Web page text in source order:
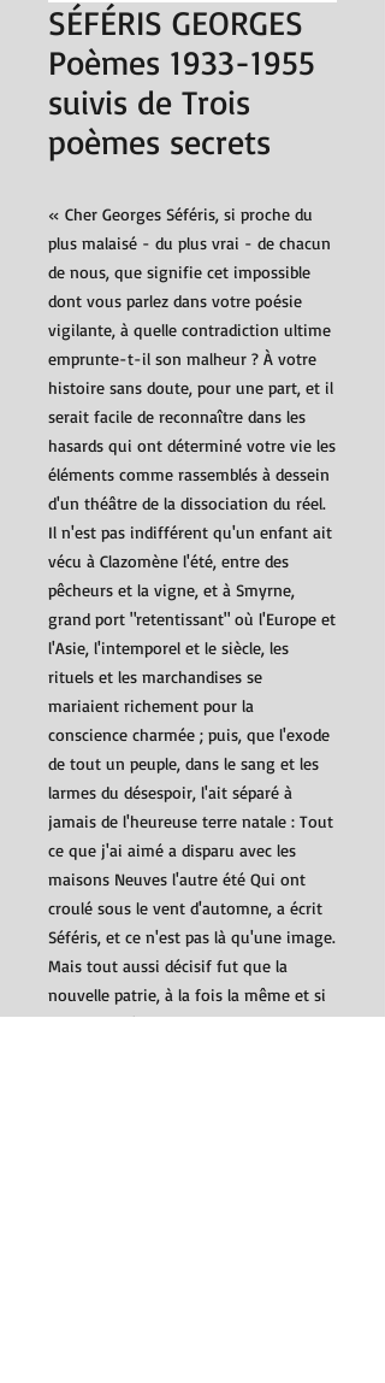
SÉFÉRIS GEORGES
Poèmes 1933-1955
suivis de Trois
poèmes secrets
« Cher Georges Séféris, si proche du
plus malaisé - du plus vrai - de chacun
de nous, que signifie cet impossible
dont vous parlez dans votre poésie
vigilante, à quelle contradiction ultime
emprunte-t-il son malheur ? À votre
histoire sans doute, pour une part, et il
serait facile de reconnaître dans les
hasards qui ont déterminé votre vie les
éléments comme rassemblés à dessein
d'un théâtre de la dissociation du réel.
Il n'est pas indifférent qu'un enfant ait
vécu à Clazomène l'été, entre des
pêcheurs et la vigne, et à Smyrne,
grand port "retentissant" où l'Europe et
l'Asie, l'intemporel et le siècle, les
rituels et les marchandises se
mariaient richement pour la
conscience charmée ; puis, que l'exode
de tout un peuple, dans le sang et les
larmes du désespoir, l'ait séparé à
jamais de l'heureuse terre natale : Tout
ce que j'ai aimé a disparu avec les
maisons Neuves l'autre été Qui ont
croulé sous le vent d'automne, a écrit
Séféris, et ce n'est pas là qu'une image.
Mais tout aussi décisif fut que la
nouvelle patrie, à la fois la même et si
différente, l'Attique au passé trop